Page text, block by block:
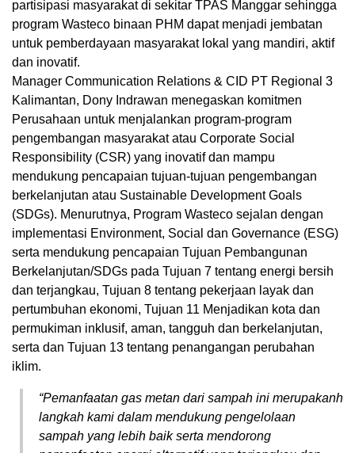
partisipasi masyarakat di sekitar TPAS Manggar sehingga
program Wasteco binaan PHM dapat menjadi jembatan
untuk pemberdayaan masyarakat lokal yang mandiri, aktif
dan inovatif.
Manager Communication Relations & CID PT Regional 3
Kalimantan, Dony Indrawan menegaskan komitmen
Perusahaan untuk menjalankan program-program
pengembangan masyarakat atau Corporate Social
Responsibility (CSR) yang inovatif dan mampu
mendukung pencapaian tujuan-tujuan pengembangan
berkelanjutan atau Sustainable Development Goals
(SDGs). Menurutnya, Program Wasteco sejalan dengan
implementasi Environment, Social dan Governance (ESG)
serta mendukung pencapaian Tujuan Pembangunan
Berkelanjutan/SDGs pada Tujuan 7 tentang energi bersih
dan terjangkau, Tujuan 8 tentang pekerjaan layak dan
pertumbuhan ekonomi, Tujuan 11 Menjadikan kota dan
permukiman inklusif, aman, tangguh dan berkelanjutan,
serta dan Tujuan 13 tentang penangangan perubahan
iklim.
“Pemanfaatan gas metan dari sampah ini merupakanh
langkah kami dalam mendukung pengelolaan
sampah yang lebih baik serta mendorong